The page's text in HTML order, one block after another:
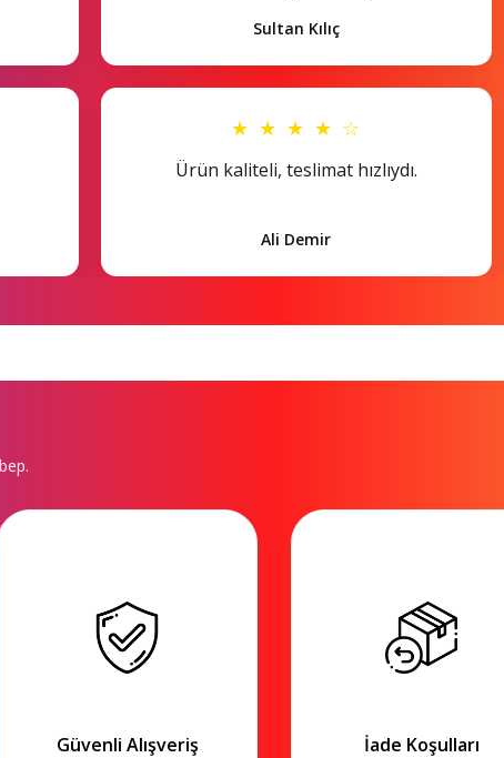
Sultan Kılıç
★ ★ ★ ★ ☆
Ürün kaliteli, teslimat hızlıydı.
Ali Demir
Güvenli Alışveriş İade Koşulları